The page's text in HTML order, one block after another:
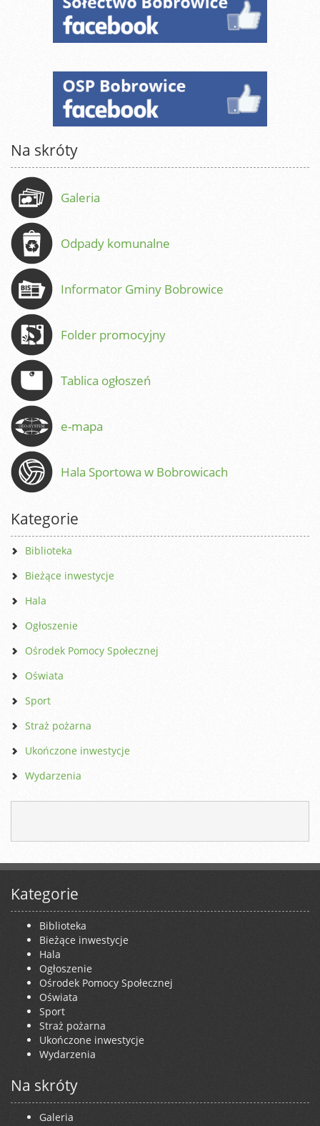
Na skróty
Galeria
Odpady komunalne
Informator Gminy Bobrowice
Folder promocyjny
Tablica ogłoszeń
e-mapa
Hala Sportowa w Bobrowicach
Kategorie
Biblioteka
Bieżące inwestycje
Hala
Ogłoszenie
Ośrodek Pomocy Społecznej
Oświata
Sport
Straż pożarna
Ukończone inwestycje
Wydarzenia
Kategorie
Biblioteka
Bieżące inwestycje
Hala
Ogłoszenie
Ośrodek Pomocy Społecznej
Oświata
Sport
Straż pożarna
Ukończone inwestycje
Wydarzenia
Na skróty
Galeria